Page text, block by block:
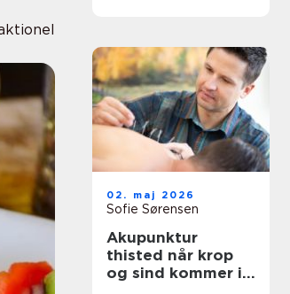
02. maj 2026
Sofie Sørensen
Akupunktur
thisted når krop
og sind kommer i